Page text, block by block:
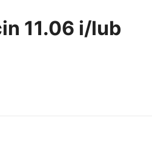
11.06 i/lub